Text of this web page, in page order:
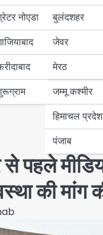
नोएडा
बुलंदशहर
जेवर
मेरठ
बिहार
पंजाब
हरियाणा
जम्मू कश्मीर
हिमाचल प्रदेश
पंजाब
पहले
की मांग